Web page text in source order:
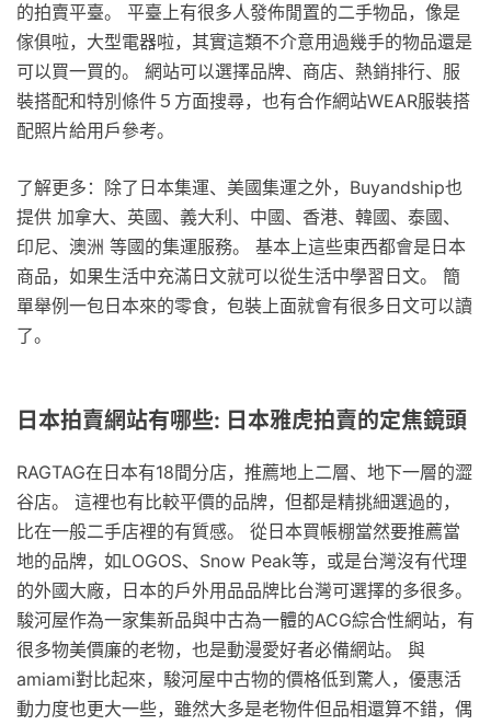
的拍賣平臺。 平臺上有很多人發佈閒置的二手物品，像是
傢俱啦，大型電器啦，其實這類不介意用過幾手的物品還是
可以買一買的。 網站可以選擇品牌、商店、熱銷排行、服
裝搭配和特別條件５方面搜尋，也有合作網站WEAR服裝搭
配照片給用戶參考。
了解更多：除了日本集運、美國集運之外，Buyandship也
提供 加拿大、英國、義大利、中國、香港、韓國、泰國、
印尼、澳洲 等國的集運服務。 基本上這些東西都會是日本
商品，如果生活中充滿日文就可以從生活中學習日文。 簡
單舉例一包日本來的零食，包裝上面就會有很多日文可以讀
了。
日本拍賣網站有哪些: 日本雅虎拍賣的定焦鏡頭
RAGTAG在日本有18間分店，推薦地上二層、地下一層的澀
谷店。 這裡也有比較平價的品牌，但都是精挑細選過的，
比在一般二手店裡的有質感。 從日本買帳棚當然要推薦當
地的品牌，如LOGOS、Snow Peak等，或是台灣沒有代理
的外國大廠，日本的戶外用品品牌比台灣可選擇的多很多。
駿河屋作為一家集新品與中古為一體的ACG綜合性網站，有
很多物美價廉的老物，也是動漫愛好者必備網站。 與
amiami對比起來，駿河屋中古物的價格低到驚人，優惠活
動力度也更大一些，雖然大多是老物件但品相還算不錯，偶